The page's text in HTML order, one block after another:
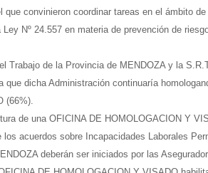
convinieron coordinar tareas en el ámbito
Nº 24.557 en materia de prevención de
Trabajo de la Provincia de MENDOZA y la
dicha Administración continuaría
(66%).
de una OFICINA DE HOMOLOGACION Y
acuerdos sobre Incapacidades Laborales
deberán ser iniciados por las